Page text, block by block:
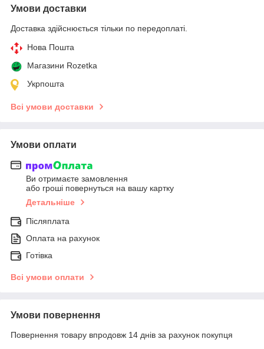
Умови доставки
Доставка здійснюється тільки по передоплаті.
Нова Пошта
Магазини Rozetka
Укрпошта
Всі умови доставки
Умови оплати
Ви отримаєте замовлення
або гроші повернуться на вашу картку
Детальніше
Післяплата
Оплата на рахунок
Готівка
Всі умови оплати
Умови повернення
Повернення товару впродовж 14 днів за рахунок покупця